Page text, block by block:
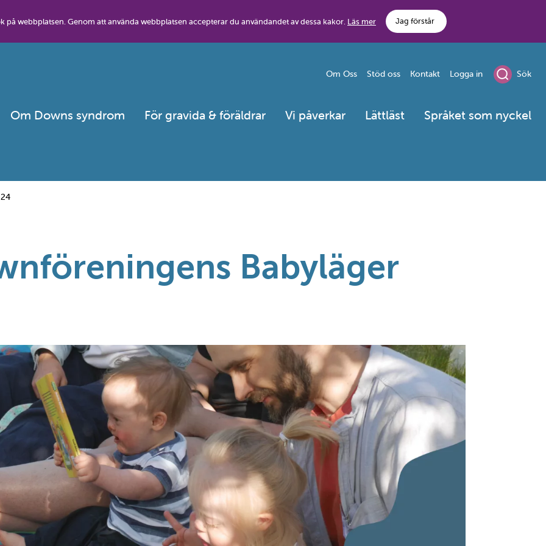
webbplatsen. Genom att använda webbplatsen accepterar du användandet av dessa kakor. Läs mer Jag förstår
Om Downs syndrom För gravida & föräldrar Vi påverkar Lättläst Språket som nyckel
Om Oss Stöd oss Kontakt Logga in Sök
Babyläger